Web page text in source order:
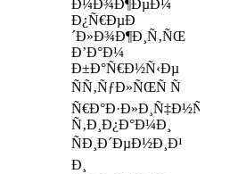
Ð¼Ð¾Ð¶ÐµÐ¼
Ð¿Ñ€ÐµÐ
´Ð»Ð¾Ð¶Ð¸Ñ‚ÑŒ
Ð’Ð°Ð¼
Ð±Ð°Ñ€Ð½Ñ‹Ðµ
ÑÑ‚ÑƒÐ»ÑŒÑ Ñ
Ñ€Ð°Ð·Ð»Ð¸Ñ‡Ð½Ñ‹Ð¼Ð¸
Ñ‚Ð¸Ð¿Ð°Ð¼Ð¸
ÑÐ¸Ð´ÐµÐ½Ð¸Ð¹
Ð¸